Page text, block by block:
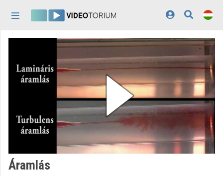
Bejelentkezés
Felfedezés
Lejátszási listák
Közreműködők
Áramlás